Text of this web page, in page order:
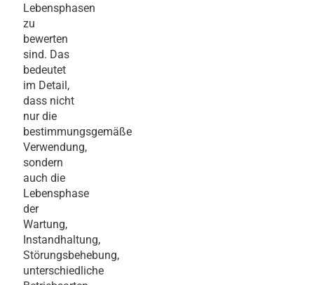
Lebensphasen
zu
bewerten
sind. Das
bedeutet
im Detail,
dass nicht
nur die
bestimmungsgemäße
Verwendung,
sondern
auch die
Lebensphase
der
Wartung,
Instandhaltung,
Störungsbehebung,
unterschiedliche